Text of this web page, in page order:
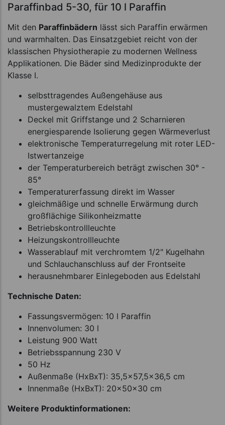
Paraffinbad 5-30, für 10 l Paraffin
Mit den Paraffinbädern lässt sich Paraffin erwärmen
und warmhalten. Das Einsatzgebiet reicht von der
klassischen Physiotherapie zu modernen Wellness
Applikationen. Die Bäder sind Medizinprodukte der
Klasse I.
selbsttragendes Außengehäuse aus
mustergewalztem Edelstahl
Deckel mit Griffstange und 2 Scharnieren
energiesparende Isolierung gegen Wärmeverlust
elektronische Temperaturregelung mit roter LED-
Istwertanzeige
der Temperaturbereich beträgt zwischen 30° -
85°
Temperaturerfassung direkt im Wasser
gleichmäßige und schnelle Erwärmung durch
großflächige Silikonheizmatte
Betriebskontrollleuchte
Heizungskontrollleuchte
Wasserablauf mit verchromtem 1/2" Kugelhahn
und Schlauchanschluss auf der Frontseite
herausnehmbarer Einlegeboden aus Edelstahl
Technische Daten:
Fassungsvermögen: 10 l Paraffin
Innenvolumen: 30 l
Leistung 900 Watt
Betriebsspannung 230 V
50 Hz
Außenmaße (HxBxT): 35,5x57,5x36,5 cm
Innenmaße (HxBxT): 20x50x30 cm
Weitere Produktinformationen: